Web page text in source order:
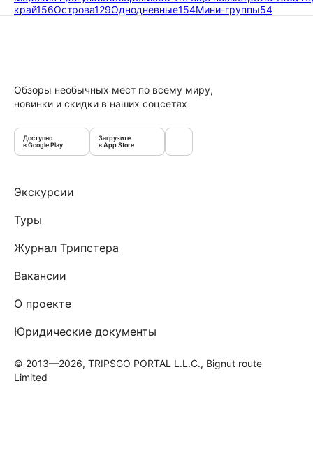
край156Острова129Однодневные154Мини-группы54
Обзоры необычных мест по всему миру,
новинки и скидки в наших соцсетях
Доступно
в Google Play
Загрузите
в App Store
Экскурсии
Туры
Журнал Трипстера
Вакансии
О проекте
Юридические документы
© 2013—2026, TRIPSGO PORTAL L.L.C., Bignut route
Limited